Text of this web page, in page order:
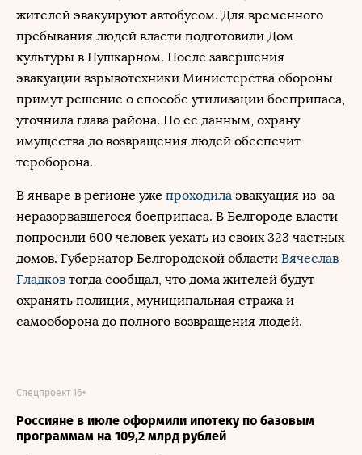
жителей эвакуируют автобусом. Для временного
пребывания людей власти подготовили Дом
культуры в Пушкарном. После завершения
эвакуации взрывотехники Министерства обороны
примут решение о способе утилизации боеприпаса,
уточнила глава района. По ее данным, охрану
имущества до возвращения людей обеспечит
тероборона.
В январе в регионе уже проходила эвакуация из-за
неразорвавшегося боеприпаса. В Белгороде власти
попросили 600 человек уехать из своих 323 частных
домов. Губернатор Белгородской области Вячеслав
Гладков тогда сообщал, что дома жителей будут
охранять полиция, муниципальная стража и
самооборона до полного возвращения людей.
Россияне в июле оформили ипотеку по базовым
программам на 109,2 млрд рублей
Спецпроект 16+